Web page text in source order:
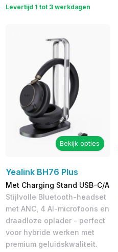
Levertijd 1 tot 3 werkdagen
Bekijk opties
Yealink BH76 Plus
Met Charging Stand USB-C/A
Stijlvolle Bluetooth-headset
met ANC, 4 AI-microfoons en
draadloze oplader - perfect
voor hybride werken met
premium geluidskwaliteit.